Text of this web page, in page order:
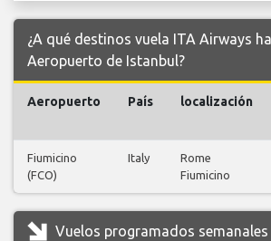
¿A qué destinos vuela ITA Airways
Aeropuerto de Istanbul?
Aeropuerto País localización
Fiumicino
(FCO)
Italy
Rome
Fiumicino
Vuelos programados